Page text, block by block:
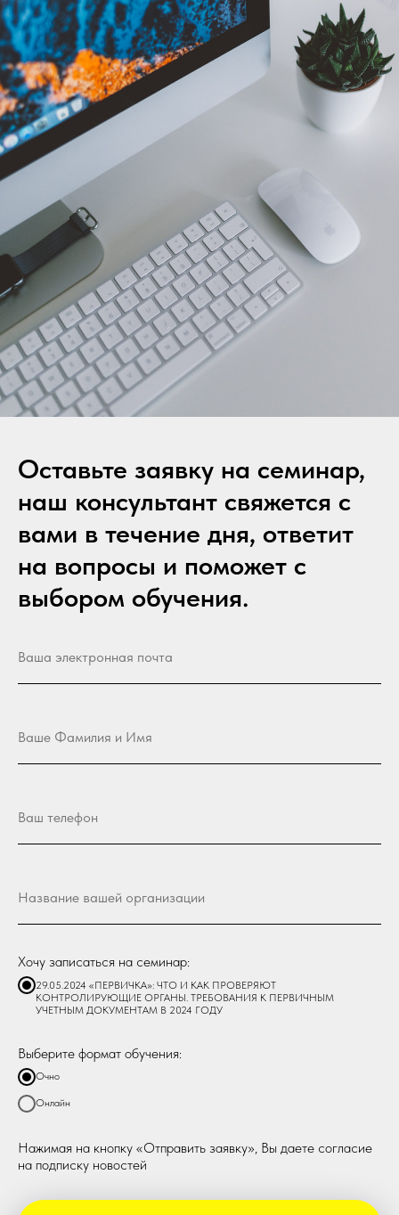
Оставьте заявку на семинар,
наш консультант свяжется с
вами в течение дня, ответит
на вопросы и поможет с
выбором обучения.
Хочу записаться на семинар:
29.05.2024 «ПЕРВИЧКА»: ЧТО И КАК ПРОВЕРЯЮТ
КОНТРОЛИРУЮЩИЕ ОРГАНЫ. ТРЕБОВАНИЯ К ПЕРВИЧНЫМ
УЧЕТНЫМ ДОКУМЕНТАМ В 2024 ГОДУ
Выберите формат обучения:
Очно
Онлайн
Нажимая на кнопку «Отправить заявку», Вы даете согласие
на подписку новостей